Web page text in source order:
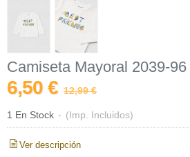
Camiseta Mayoral 2039-96
6,50 € 12,99 €
1 En Stock - (Imp. Incluidos)
Ver descripción